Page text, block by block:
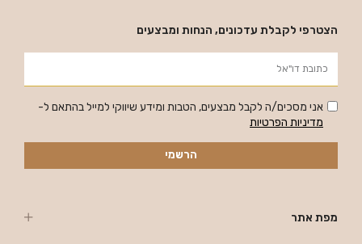
מפת אתר
הצטרפי לקבלת עדכונים, הנחות ומבצעים
אני מסכים/ה לקבל מבצעים, הטבות ומידע שיווקי למייל בהתאם ל-
מדיניות הפרטיות
הרשמי